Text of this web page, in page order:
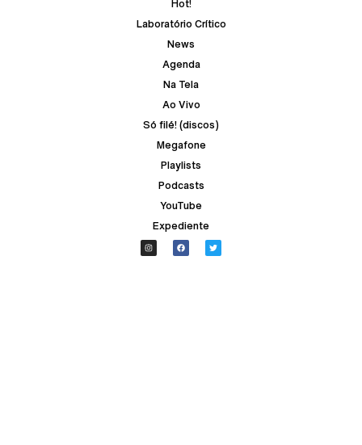
Hot!
Laboratório Crítico
News
Agenda
Na Tela
Ao Vivo
Só filé! (discos)
Megafone
Playlists
Podcasts
YouTube
Expediente